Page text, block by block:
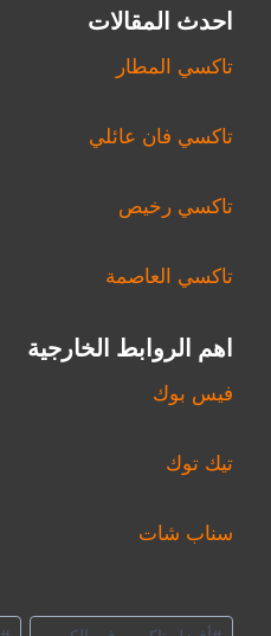
احدث المقالات
تاكسي المطار
تاكسي فان عائلي
تاكسي رخيص
تاكسي العاصمة
اهم الروابط الخارجية
فيس بوك
تيك توك
سناب شات